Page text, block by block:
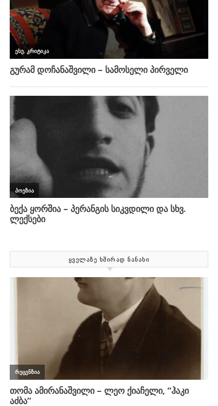
ᲧᲕᲔᲚᲐᲖᲔ ᲮᲨᲘᲠᲐᲓ ᲜᲐᲜᲐᲮᲘ